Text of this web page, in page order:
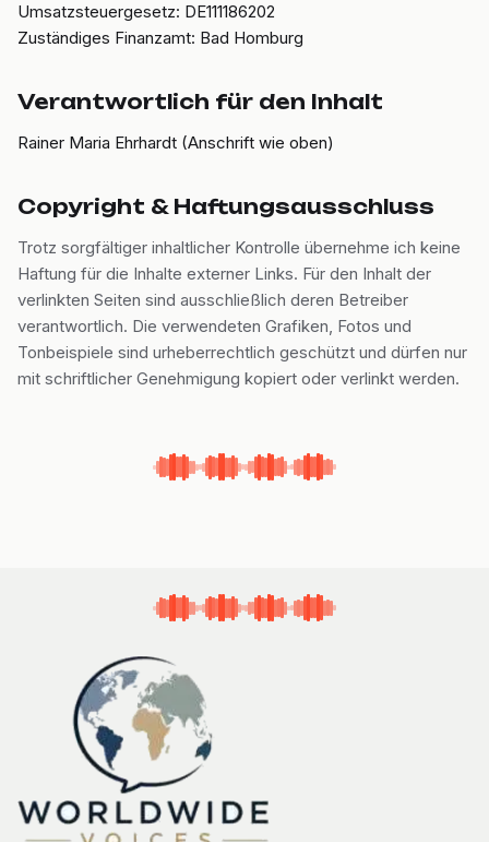
Umsatzsteuergesetz: DE111186202
Zuständiges Finanzamt: Bad Homburg
Verantwortlich für den Inhalt
Rainer Maria Ehrhardt (Anschrift wie oben)
Copyright & Haftungsausschluss
Trotz sorgfältiger inhaltlicher Kontrolle übernehme ich keine
Haftung für die Inhalte externer Links. Für den Inhalt der
verlinkten Seiten sind ausschließlich deren Betreiber
verantwortlich. Die verwendeten Grafiken, Fotos und
Tonbeispiele sind urheberrechtlich geschützt und dürfen nur
mit schriftlicher Genehmigung kopiert oder verlinkt werden.